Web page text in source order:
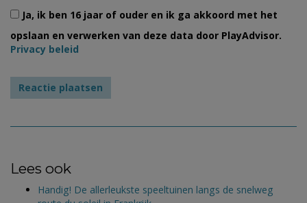
Ja, ik ben 16 jaar of ouder en ik ga akkoord met het
opslaan en verwerken van deze data door PlayAdvisor.
Privacy beleid
Lees ook
Handig! De allerleukste speeltuinen langs de snelweg